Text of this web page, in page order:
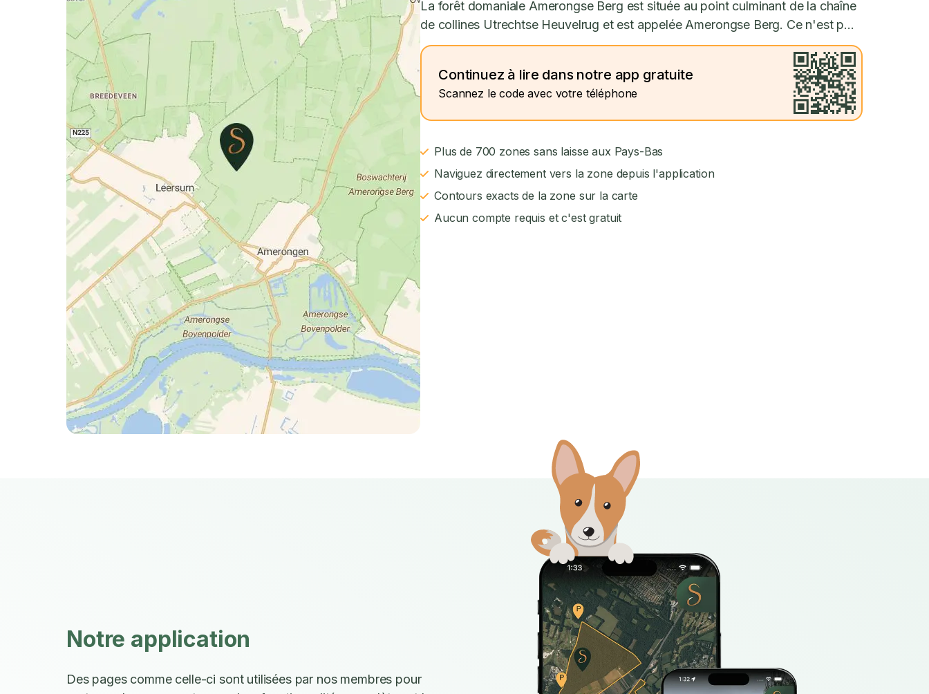
La forêt domaniale Amerongse Berg est située au point culminant de la chaîne
de collines Utrechtse Heuvelrug et est appelée Amerongse Berg. Ce n'est p...
Continuez à lire dans notre app gratuite
Scannez le code avec votre téléphone
Plus de 700 zones sans laisse aux Pays-Bas
Naviguez directement vers la zone depuis l'application
Contours exacts de la zone sur la carte
Aucun compte requis et c'est gratuit
Notre application
Des pages comme celle-ci sont utilisées par nos membres pour